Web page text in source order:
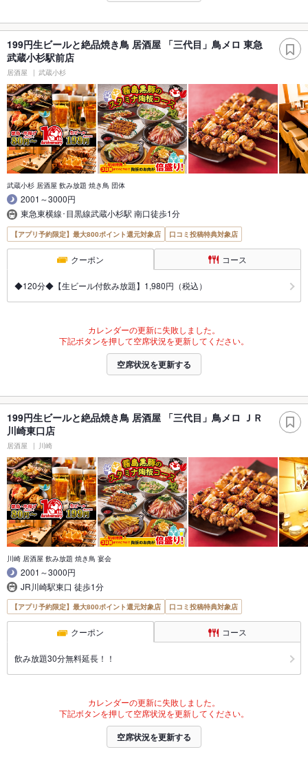
199円生ビールと絶品焼き鳥 居酒屋 「三代目」鳥メロ 東急
武蔵小杉駅前店
居酒屋 武蔵小杉
武蔵小杉 居酒屋 飲み放題 焼き鳥 団体
2001～3000円
東急東横線･目黒線武蔵小杉駅 南口徒歩1分
【アプリ予約限定】最大800ポイント還元対象店 口コミ投稿特典対象店
クーポン コース
◆120分◆【生ビール付飲み放題】1,980円（税込）
カレンダーの更新に失敗しました。
下記ボタンを押して空席状況を更新してください。
空席状況を更新する
199円生ビールと絶品焼き鳥 居酒屋 「三代目」鳥メロ ＪＲ
川崎東口店
居酒屋 川崎
川崎 居酒屋 飲み放題 焼き鳥 宴会
2001～3000円
JR川崎駅東口 徒歩1分
【アプリ予約限定】最大800ポイント還元対象店 口コミ投稿特典対象店
クーポン コース
飲み放題30分無料延長！！
カレンダーの更新に失敗しました。
下記ボタンを押して空席状況を更新してください。
空席状況を更新する